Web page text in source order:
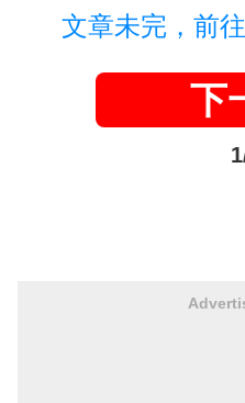
文章未完，前
下